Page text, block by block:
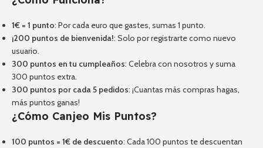
1€ = 1 punto: Por cada euro que gastes, sumas 1 punto.
¡200 puntos de bienvenida!: Solo por registrarte como nuevo
usuario.
300 puntos en tu cumpleaños: Celebra con nosotros y suma
300 puntos extra.
300 puntos por cada 5 pedidos: ¡Cuantas más compras hagas,
más puntos ganas!
¿Cómo Canjeo Mis Puntos?
100 puntos = 1€ de descuento: Cada 100 puntos te descuentan